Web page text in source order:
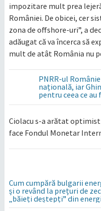
impozitare mult prea
României. De obicei, cer
zona de offshore-uri”, a
adăugat că va încerca să
mult de atât România nu
PNRR-ul
națională, iar
pentru ceea ce au
Ciolacu s-a arătat optimist
face Fondul Monetar
Cum cumpără bulgarii
și o revând la prețuri de
„băieți deștepți” din